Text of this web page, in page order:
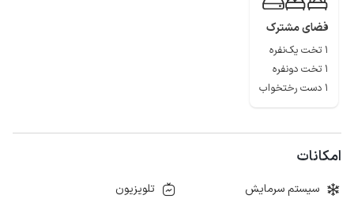
فضای مشترک
1 تخت یک‌نفره
1 تخت دونفره
1 دست رختخواب
امکانات
سیستم سرمایش
تلویزیون